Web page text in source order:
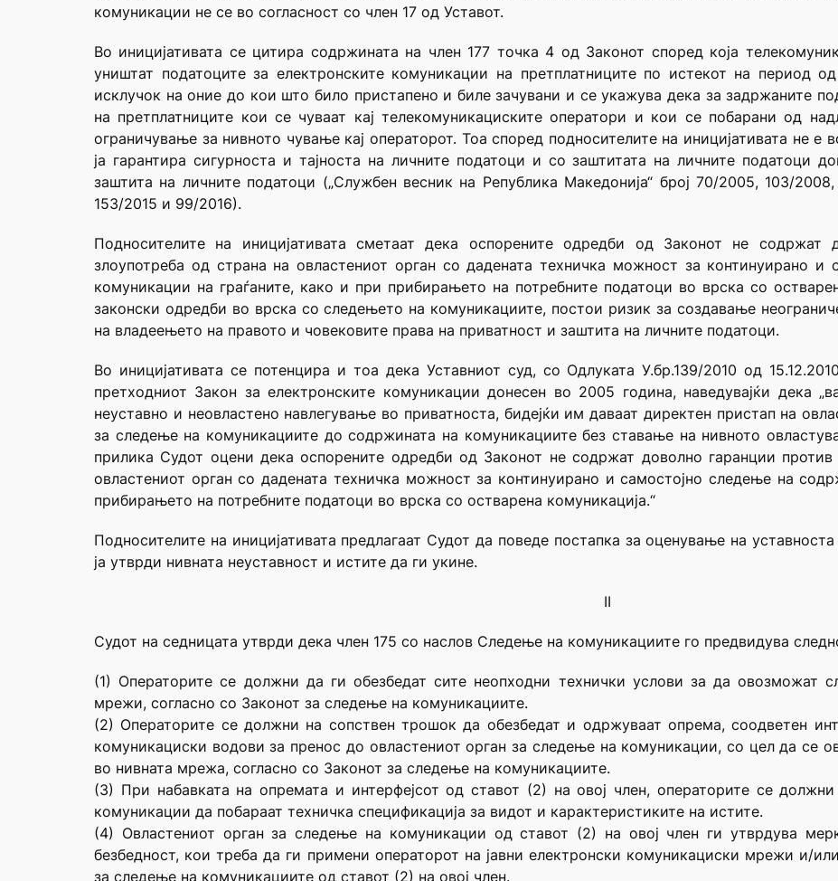
комуникации не се во согласност со член 17 од Уставот.
Во иницијативата се цитира содржината на член 177 точка 4 од Законот според која
уништат податоците за електронските комуникации на претплатниците по истекот на период
исклучок на оние до кои што било пристапено и биле зачувани и се укажува дека за задржаните
на претплатниците кои се чуваат кај телекомуникациските оператори и кои се побарани од
ограничување за нивното чување кај операторот. Тоа според подносителите на иницијативата не е
ја гарантира сигурноста и тајноста на личните податоци и со заштитата на личните податоци
заштита на личните податоци („Службен весник на Република Македонија“ број 70/2005, 103/
153/2015 и 99/2016).
Подносителите на иницијативата сметаат дека оспорените одредби од Законот не содржат
злоупотреба од страна на овластениот орган со дадената техничка можност за континуирано и
комуникации на граѓаните, како и при прибирањето на потребните податоци во врска со
законски одредби во врска со следењето на комуникациите, постои ризик за создавање
на владеењето на правото и човековите права на приватност и заштита на личните податоци.
Во иницијативата се потенцира и тоа дека Уставниот суд, со Одлуката У.бр.139/2010 од
претходниот Закон за електронските комуникации донесен во 2005 година, наведувајќи дека
неуставно и неовластено навлегување во приватноста, бидејќи им даваат директен пристап на
за следење на комуникациите до содржината на комуникациите без ставање на нивното
прилика Судот оцени дека оспорените одредби од Законот не содржат доволно гаранции против
овластениот орган со дадената техничка можност за континуирано и самостојно следење на
прибирањето на потребните податоци во врска со остварена комуникација.“
Подносителите на иницијативата предлагаат Судот да поведе постапка за оценување на
ја утврди нивната неуставност и истите да ги укине.
II
Судот на седницата утврди дека член 175 со наслов Следење на комуникациите го предвидува
(1) Операторите се должни да ги обезбедат сите неопходни технички услови за да овозможат
мрежи, согласно со Законот за следење на комуникациите.
(2) Операторите се должни на сопствен трошок да обезбедат и одржуваат опрема, соодветен
комуникациски водови за пренос до овластениот орган за следење на комуникации, со цел да се
во нивната мрежа, согласно со Законот за следење на комуникациите.
(3) При набавката на опремата и интерфејсот од ставот (2) на овој член, операторите се
комуникации да побараат техничка спецификација за видот и карактеристиките на истите.
(4) Овластениот орган за следење на комуникации од ставот (2) на овој член ги утврдува
безбедност, кои треба да ги примени операторот на јавни електронски комуникациски мрежи и/
за следење на комуникациите од ставот (2) на овој член.